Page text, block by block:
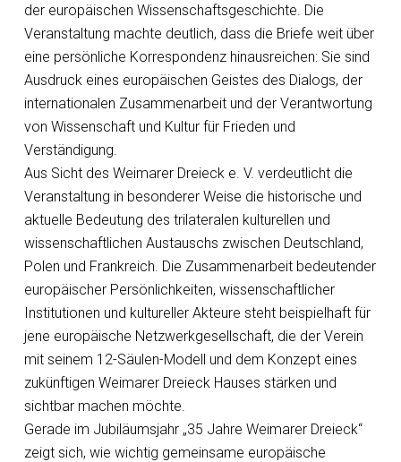
der europäischen Wissenschaftsgeschichte. Die
Veranstaltung machte deutlich, dass die Briefe weit über
eine persönliche Korrespondenz hinausreichen: Sie sind
Ausdruck eines europäischen Geistes des Dialogs, der
internationalen Zusammenarbeit und der Verantwortung
von Wissenschaft und Kultur für Frieden und
Verständigung.
Aus Sicht des Weimarer Dreieck e. V. verdeutlicht die
Veranstaltung in besonderer Weise die historische und
aktuelle Bedeutung des trilateralen kulturellen und
wissenschaftlichen Austauschs zwischen Deutschland,
Polen und Frankreich. Die Zusammenarbeit bedeutender
europäischer Persönlichkeiten, wissenschaftlicher
Institutionen und kultureller Akteure steht beispielhaft für
jene europäische Netzwerkgesellschaft, die der Verein
mit seinem 12-Säulen-Modell und dem Konzept eines
zukünftigen Weimarer Dreieck Hauses stärken und
sichtbar machen möchte.
Gerade im Jubiläumsjahr „35 Jahre Weimarer Dreieck“
zeigt sich, wie wichtig gemeinsame europäische